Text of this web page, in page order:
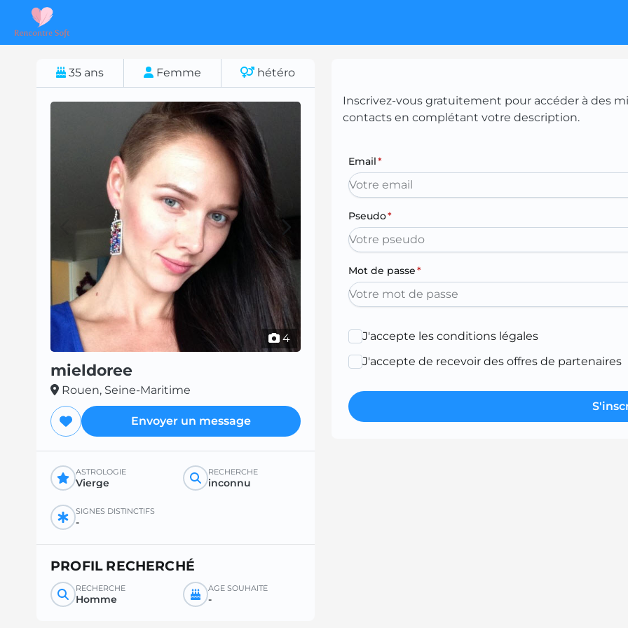
35 ans Femme hétéro
4
mieldoree
Rouen, Seine-Maritime
Envoyer un message
ASTROLOGIE
Vierge
RECHERCHE
inconnu
SIGNES DISTINCTIFS
-
PROFIL RECHERCHÉ
RECHERCHE
Homme
ÂGE SOUHAITÉ
-
Inscrivez-vous gratuitement pour accéder à des
contacts en complétant votre description.
Email*
Pseudo*
Mot de passe*
J'accepte les conditions légales
J'accepte de recevoir des offres de partenaires